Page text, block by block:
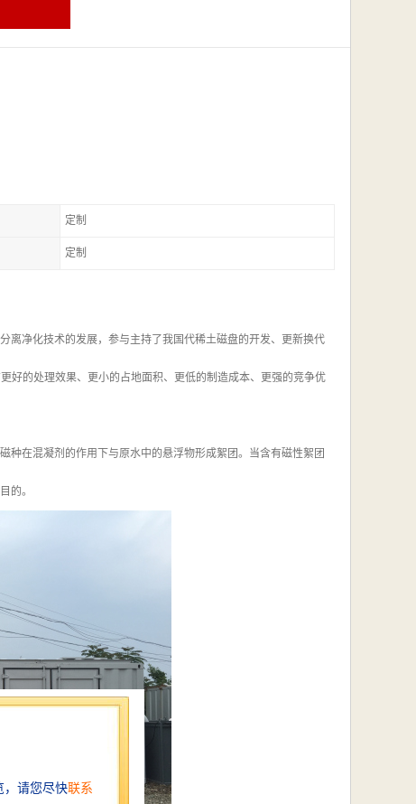
定制
定制
离净化技术的发展，参与主持了我国代稀土磁盘的开发、更新换代
好的处理效果、更小的占地面积、更低的制造成本、更强的竞争优
种在混凝剂的作用下与原水中的悬浮物形成絮团。当含有磁性絮团
的。